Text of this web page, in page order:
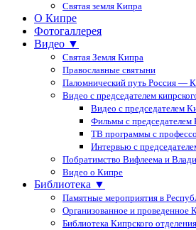
Святая земля Кипра
О Кипре
Фотогаллерея
Видео ▼
Святая Земля Кипра
Православные святыни
Паломнический путь Россия —
Видео с председателем
Видео с председателем
Фильмы с
ТВ программы с
Интервью с
Побратимство Вифлеема и
Видео о Кипре
Библиотека ▼
Памятные мероприятия в
Организованное и
Библиотека Кипрского